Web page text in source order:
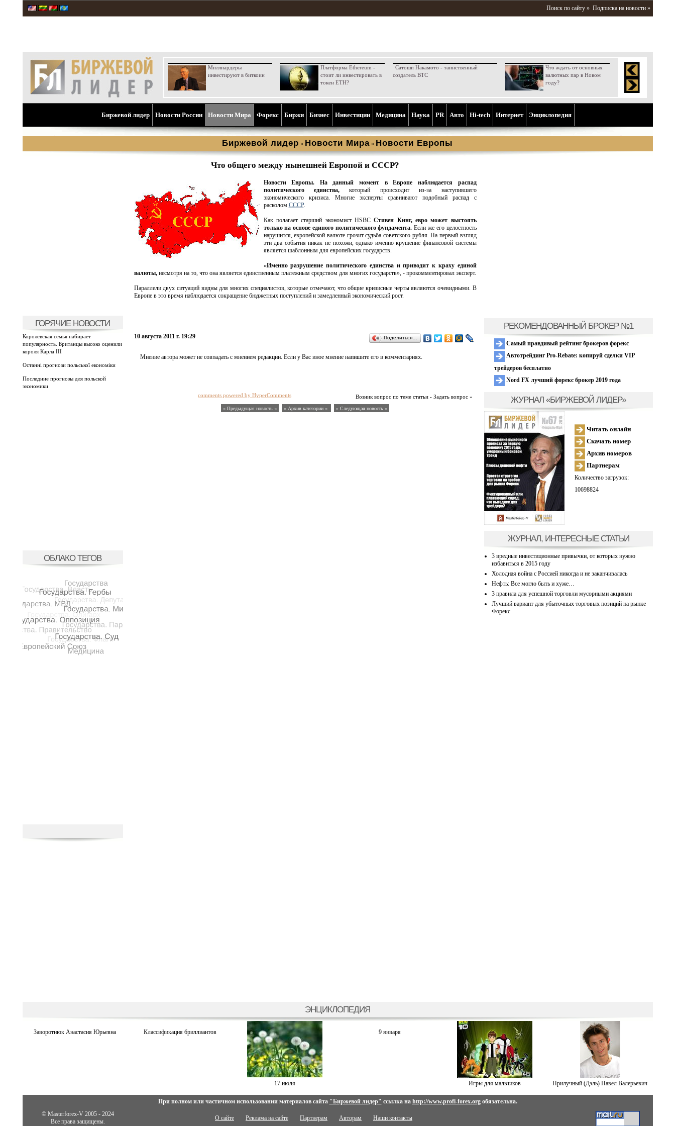
Поиск по сайту » Подписка на новости »
Миллиардеры
инвестируют в биткоин
Платформа Ethereum -
стоит ли инвестировать в
токен ETH?
Сатоши Накамото - таинственный
создатель BTC
Что ждать от основных
валютных пар в Новом
году?
Биржевой лидер Новости России Новости Мира Форекс Биржи Бизнес Инвестиции Медицина Наука PR Aвто Hi-tech Интернет Энциклопедия
Биржевой лидер » Новости Мира » Новости Европы
ГОРЯЧИЕ НОВОСТИ
Королевская семья набирает
популярность. Британцы высоко оценили
короля Карла III
Останні прогнози польської економіки
Последние прогнозы для польской
экономики
ОБЛАКО ТЕГОВ
Что общего между нынешней Европой и СССР?
Новости Европы.
На данный момент в Европе наблюдается распад
политического единства,который происходит из-за наступившего
экономического кризиса. Многие эксперты сравнивают подобный распад с
расколом СССР.
Как полагает старший экономист HSBCСтивен Кинг, евро может выстоять
только на основе единого политического фундамента. Если же его целостность
нарушится, европейской валюте грозит судьба советского рубля. На первый взгляд
эти два события никак не похожи, однако именно крушение финансовой системы
является шаблонным для европейских государств.
«Именно разрушение политического единства и приводит к краху единой
валюты,несмотря на то, что она является единственным платежным средством для многих государств», - прокомментировал эксперт.
Параллели двух ситуаций видны для многих специалистов, которые отмечают, что общие кризисные черты являются очевидными. В
Европе в это время наблюдается сокращение бюджетных поступлений и замедленный экономический рост.
10 августа 2011 г. 19:29 Поделиться…
Мнение автора может не совпадать с мнением редакции. Если у Вас иное мнение напишите его в комментариях.
Возник вопрос по теме статьи - Задать вопрос »
comments powered by HyperComments
« Предыдущая новость « » Архив категории « » Следующая новость »
РЕКОМЕНДОВАННЫЙ БРОКЕР №1
Самый правдивый рейтинг брокеров форекс
Автотрейдинг Pro-Rebate: копируй сделки VIP
трейдеров бесплатно
Nord FX лучший форекс брокер 2019 года
ЖУРНАЛ «БИРЖЕВОЙ ЛИДЕР»
Читать онлайн
Скачать номер
Архив номеров
Партнерам
Количество загрузок:
10698824
ЖУРНАЛ, ИНТЕРЕСНЫЕ СТАТЬИ
3 вредные инвестиционные привычки, от которых нужно
избавиться в 2015 году
Холодная война с Россией никогда и не заканчивалась
Нефть: Все могло быть и хуже…
3 правила для успешной торговли мусорными акциями
Лучший вариант для убыточных торговых позиций на рынке
Форекс
ЭНЦИКЛОПЕДИЯ
Заворотнюк Анастасия Юрьевна Классификация бриллиантов
17 июля
9 января
Игры для мальчиков Прилучный (Дэль) Павел Валерьевич
При полном или частичном использовании материалов сайта "Биржевой лидер" ссылка на http://www.profi-forex.orgобязательна.
© Masterforex-V 2005 - 2024
Все права защищены.
О сайте Реклама на сайте Партнерам Авторам Наши контакты